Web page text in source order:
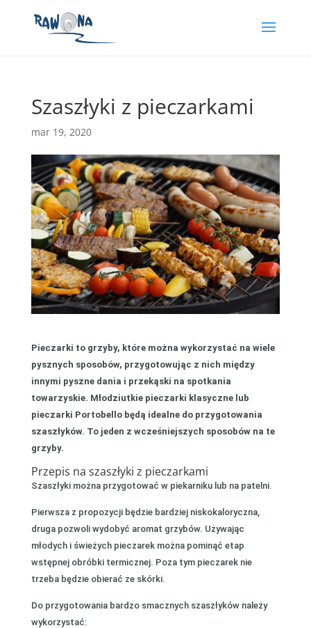
Szaszłyki z pieczarkami
mar 19, 2020
Pieczarki to grzyby, które można wykorzystać na wiele
pysznych sposobów, przygotowując z nich między
innymi pyszne dania i przekąski na spotkania
towarzyskie. Młodziutkie pieczarki klasyczne lub
pieczarki Portobello będą idealne do przygotowania
szaszłyków. To jeden z wcześniejszych sposobów na te
grzyby.
Przepis na szaszłyki z pieczarkami
Szaszłyki można przygotować w piekarniku lub na patelni.
Pierwsza z propozycji będzie bardziej niskokaloryczna,
druga pozwoli wydobyć aromat grzybów. Używając
młodych i świeżych pieczarek można pominąć etap
wstępnej obróbki termicznej. Poza tym pieczarek nie
trzeba będzie obierać ze skórki.
Do przygotowania bardzo smacznych szaszłyków należy
wykorzystać: